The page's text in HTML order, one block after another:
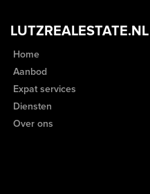
LUTZREALESTATE.NL
Home
Aanbod
Expat services
Diensten
Over ons